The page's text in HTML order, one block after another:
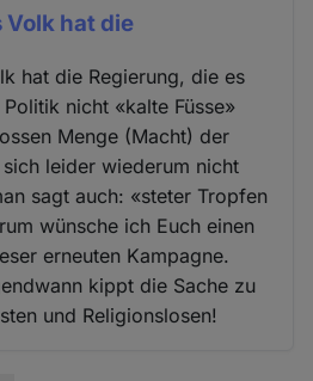
Volk hat die
hat die Regierung, die es
nicht «kalte Füsse»
Menge (Macht) der
leider wiederum nicht
sagt auch: «steter Tropfen
wünsche ich Euch einen
erneuten Kampagne.
kippt die Sache zu
und Religionslosen!